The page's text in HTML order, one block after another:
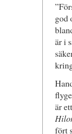
god
är i
är
fört